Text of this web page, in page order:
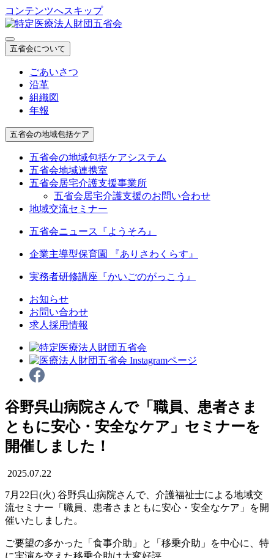
コンテンツへスキップ
五省会について
ごあいさつ
沿革
組織図
年報
五省会の地域包括ケア
五省会の地域包括ケアシステム
五省会地域連携室
五省会居宅介護支援事業所
五省会居宅介護支援のお問い合わせ
地域交流セミナー
五省会ニュース『ようそろ』
企業主導型保育園 『ありさわくらす』
実務者研修講座 『かいごのがっこう』
お知らせ
お問い合わせ
求人採用情報
谷野呉山病院さんで「職員、患者さま
ともに安心・安全なケア」セミナーを
開催しました！
2025.07.22
7月22日(火) 谷野呉山病院さんで、介護福祉士による地域交
流セミナー「職員、患者さまともに安心・安全なケア」を開
催いたしました。
ご要望の多かった「食事介助」と「移乗介助」を中心に、特
に実演を交えた移乗介助は大変好評。